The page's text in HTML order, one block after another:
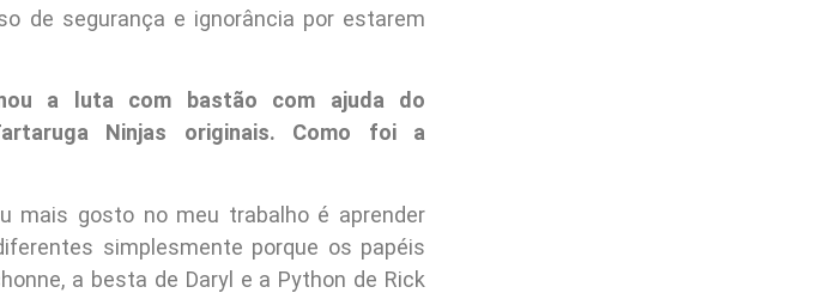
de segurança e ignorância por estarem
a luta com bastão com ajuda do
Ninjas originais. Como foi a
mais gosto no meu trabalho é aprender
simplesmente porque os papéis
a besta de Daryl e a Python de Rick